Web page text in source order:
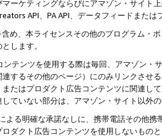
ーケティングならびにアマゾン・サイト
API、PA API、データフィードまた
め、本ライセンスその他のプログラム・
します。
ンテンツを使用する際は毎回、アマゾン
するその他のページ）にのみリンクさせ
たはプロダクト広告コンテンツに関連し
ていない部分は、アマゾン・サイト以外
よる明確な承諾なしに、携帯電話その他
ダクト広告コンテンツを使用しないもの